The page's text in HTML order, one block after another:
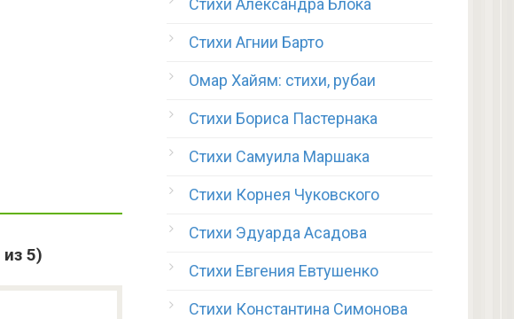
из 5)
Стихи Александра Блока
Стихи Агнии Барто
Омар Хайям: стихи, рубаи
Стихи Бориса Пастернака
Стихи Самуила Маршака
Стихи Корнея Чуковского
Стихи Эдуарда Асадова
Стихи Евгения Евтушенко
Стихи Константина Симонова